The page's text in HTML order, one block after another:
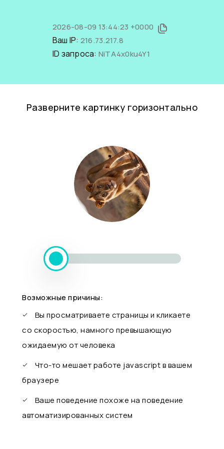
2026-08-09 13:44:23 +0000
Ваш IP: 216.73.217.8
ID запроса: NiTA4x0ku4Y1
Разверните картинку горизонтально
Возможные причины:
Вы просматриваете страницы и кликаете
со скоростью, намного превышающую
ожидаемую от человека
Что-то мешает работе javascript в вашем
браузере
Ваше поведение похоже на поведение
автоматизированных систем